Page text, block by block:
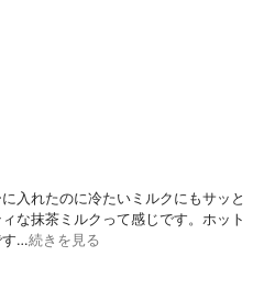
入れたのに冷たいミルクにもサッと
な抹茶ミルクって感じです。ホット
す…続きを見る